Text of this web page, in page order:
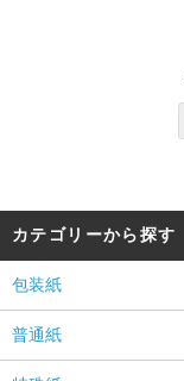
カテゴリーから探す
包装紙
普通紙